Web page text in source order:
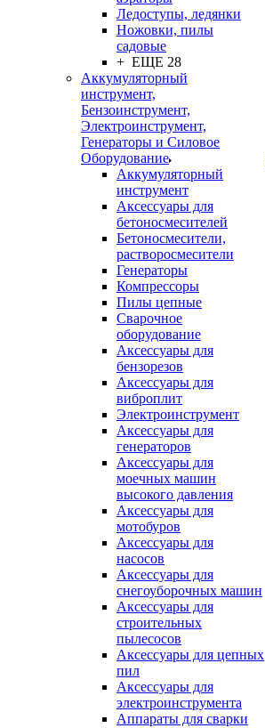
Ледоступы, ледянки
Ножовки, пилы
садовые
+ ЕЩЕ 28
Аккумуляторный
инструмент,
Бензоинструмент,
Электроинструмент,
Генераторы и Силовое
Оборудование
Аккумуляторный
инструмент
Аксессуары для
бетоносмесителей
Бетоносмесители,
растворосмесители
Генераторы
Компрессоры
Пилы цепные
Сварочное
оборудование
Аксессуары для
бензорезов
Аксессуары для
виброплит
Электроинструмент
Аксессуары для
генераторов
Аксессуары для
моечных машин
высокого давления
Аксессуары для
мотобуров
Аксессуары для
насосов
Аксессуары для
снегоуборочных машин
Аксессуары для
строительных
пылесосов
Аксессуары для цепных
пил
Аксессуары для
электроинструмента
Аппараты для сварки